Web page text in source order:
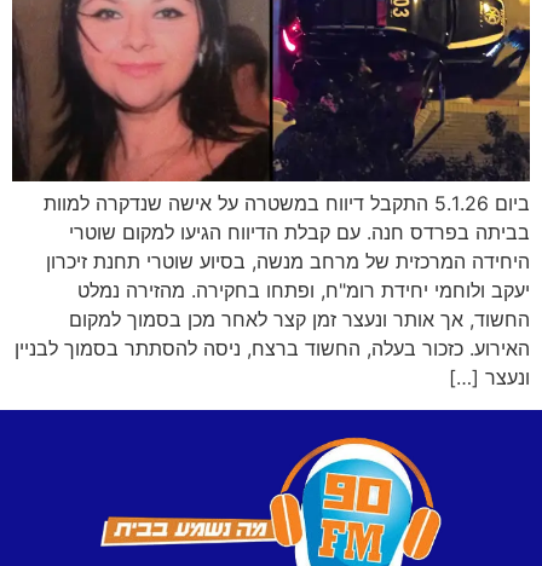
ביום 5.1.26 התקבל דיווח במשטרה על אישה שנדקרה למוות
בביתה בפרדס חנה. עם קבלת הדיווח הגיעו למקום שוטרי
היחידה המרכזית של מרחב מנשה, בסיוע שוטרי תחנת זיכרון
יעקב ולוחמי יחידת רומ"ח, ופתחו בחקירה. מהזירה נמלט
החשוד, אך אותר ונעצר זמן קצר לאחר מכן בסמוך למקום
האירוע. כזכור בעלה, החשוד ברצח, ניסה להסתתר בסמוך לבניין
ונעצר […]